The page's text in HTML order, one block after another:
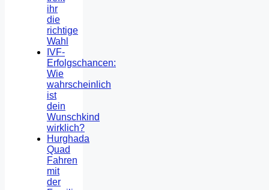
ihr
die
richtige
Wahl
IVF-
Erfolgschancen:
Wie
wahrscheinlich
ist
dein
Wunschkind
wirklich?
Hurghada
Quad
Fahren
mit
der